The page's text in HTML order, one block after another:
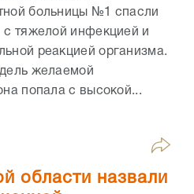
больницы №1 спасли
с тяжелой инфекцией и
реакцией организма.
желаемой
попала с высокой...
области назвали